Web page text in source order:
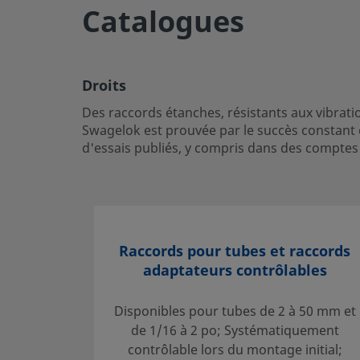
Des raccords étanches, résistants aux vibrations et qui
prouvée par le succès constant de ces raccords depuis
ailleurs été documentée dans de nombreux rapports
dans des comptes rendus de tests effectués dans des
Ouvrir une session ou s’inscrirepour afficher des prix
distributeur agréé. Celui-ci pourra également vous
vous permettront de tirer le meilleur parti de votre
Catalogues
Droits
Des raccords étanches, résistants aux
Swagelok est prouvée par le succès
d'essais publiés, y compris dans des
Raccords pour tubes et raccords
adaptateurs contrôlables
Disponibles pour tubes de 2 à 50 mm et
de 1/16 à 2 po; Systématiquement
contrôlable lors du montage initial;